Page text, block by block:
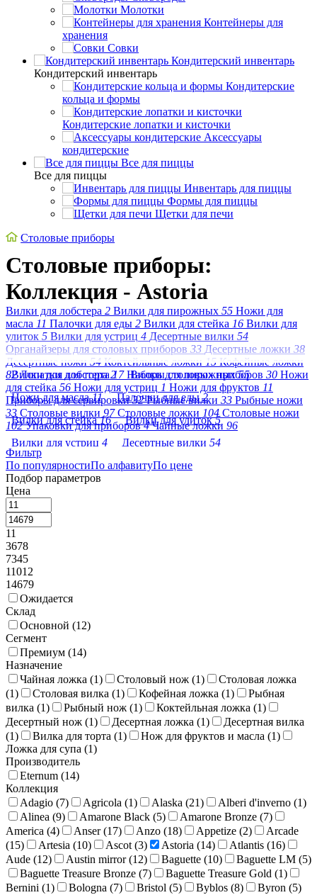
Молотки
Контейнеры для
хранения
Совки
Кондитерский инвентарь
Кондитерский инвентарь
Кондитерские
кольца и формы
Кондитерские лопатки и кисточки
Аксессуары
кондитерские
Все для пиццы
Все для пиццы
Инвентарь для пиццы
Формы для пиццы
Щетки для печи
Cтоловые приборы
Cтоловые приборы:
Коллекция - Astoria
Вилки для лобстера 2 Вилки для пирожных 55 Ножи для
масла 11 Палочки для еды 2 Вилки для стейка 16 Вилки для
улиток 5 Вилки для устриц 4 Десертные вилки 54
Органайзеры для столовых приборов 33 Десертные ложки 38
Десертные ножи 54 Коктейльные ложки 15 Кофейные ложки
82 Лопатки для торта 17 Наборы столовых приборов 30 Ножи
для стейка 56 Ножи для устриц 1 Ножи для фруктов 11
Приборы для сервировки 32 Рыбные вилки 33 Рыбные ножи
33 Столовые вилки 97 Столовые ложки 104 Столовые ножи
102 Упаковки для приборов 4 Чайные ложки 96
Вилки для лобстера 2 Вилки для пирожных 55
Ножи для масла 11 Палочки для еды 2
Вилки для стейка 16 Вилки для улиток 5
Вилки для устриц 4 Десертные вилки 54
Органайзеры для столовых приборов
Десертные ложки
Коктейльные ложки
Лопатки для торта
Ножи для стейка
Ножи для фруктов
Рыбные вилки
Столовые ложки
Упаковки для приборов
Фильтр
По популярностиПо алфавитуПо цене
Подбор параметров
Цена
11
3678
7345
11012
14679
Ожидается
Склад
Основной (12)
Сегмент
Премиум (14)
Назначение
Чайная ложка (1) Столовый нож (1)
Столовая ложка
(1) Столовая вилка (1) Кофейная ложка (1)
Рыбная
вилка (1) Рыбный нож (1) Коктейльная ложка (1)
Десертный нож (1) Десертная ложка (1)
Десертная вилка
(1) Вилка для торта (1) Нож для фруктов и масла (1)
Ложка для супа (1)
Производитель
Eternum (14)
Коллекция
Adagio (7) Agricola (1) Alaska (21) Alberi d'inverno (1)
Alinea (9) Amarone Black (5) Amarone Bronze (7)
America (4) Anser (17) Anzo (18) Appetize (2)
Arcade
(15) Artesia (10) Ascot (3) Astoria (14) Atlantis (16)
Aude (12) Austin mirror (12) Baguette (10) Baguette LM (5)
Baguette Treasure Bronze (7) Baguette Treasure Gold (1)
Bernini (1) Bologna (7) Bristol (5) Byblos (8) Byron (5)